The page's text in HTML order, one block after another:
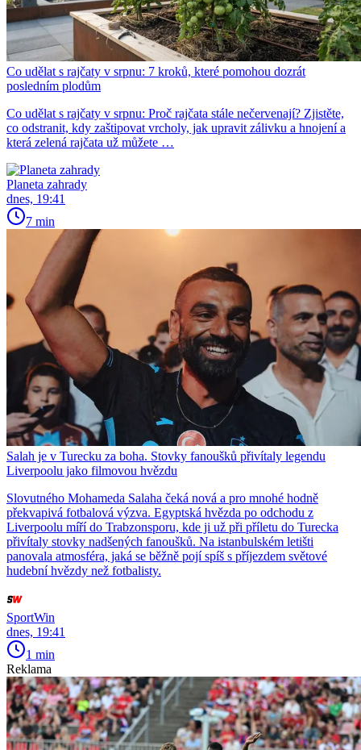
Co udělat s rajčaty v srpnu: 7 kroků, které pomohou dozrát
posledním plodům
Co udělat s rajčaty v srpnu: Proč rajčata stále nečervenají? Zjistěte,
co odstranit, kdy zaštipovat vrcholy, jak upravit zálivku a hnojení a
která zelená rajčata už můžete …
Planeta zahrady
dnes, 19:41
7 min
Salah je v Turecku za boha. Stovky fanoušků přivítaly legendu
Liverpoolu jako filmovou hvězdu
Slovutného Mohameda Salaha čeká nová a pro mnohé hodně
překvapivá fotbalová výzva. Egyptská hvězda po odchodu z
Liverpoolu míří do Trabzonsporu, kde ji už při příletu do Turecka
přivítaly stovky nadšených fanoušků. Na istanbulském letišti
panovala atmosféra, jaká se běžně pojí spíš s příjezdem světové
hudební hvězdy než fotbalisty.
SportWin
dnes, 19:41
1 min
Reklama